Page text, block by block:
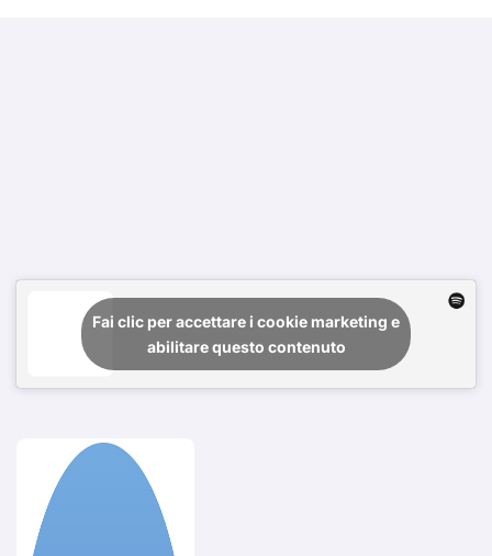
Fai clic per accettare i cookie marketing e
abilitare questo contenuto